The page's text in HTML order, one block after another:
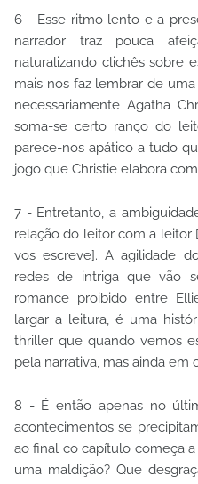
6 - Esse ritmo lento e a
narrador traz pouca
naturalizando clichês sobre
mais nos faz lembrar de
necessariamente Agatha
soma-se certo ranço do
parece-nos apático a tudo
jogo que Christie elabora
7 - Entretanto, a
relação do leitor com a
vos escreve]. A agilidade
redes de intriga que vão
romance proibido entre
largar a leitura, é uma
thriller que quando vemos
pela narrativa, mas ainda em
8 - É então apenas no
acontecimentos se
ao final co capítulo começa
uma maldição? Que